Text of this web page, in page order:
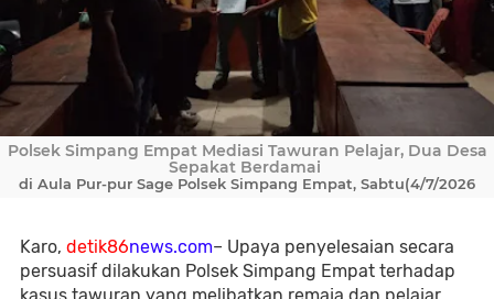
Polsek Simpang Empat Mediasi Tawuran Pelajar, Dua Desa
Sepakat Berdamai
di Aula Pur-pur Sage Polsek Simpang Empat, Sabtu(4/7/2026
Karo, detik86news.com– Upaya penyelesaian secara
persuasif dilakukan Polsek Simpang Empat terhadap